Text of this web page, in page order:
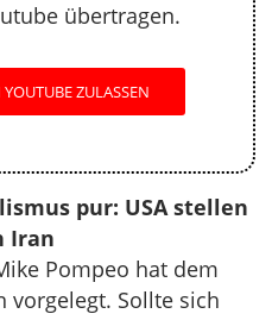
übertragen.
ZULASSEN
pur: USA stellen
Iran
Pompeo hat dem
vorgelegt. Sollte sich